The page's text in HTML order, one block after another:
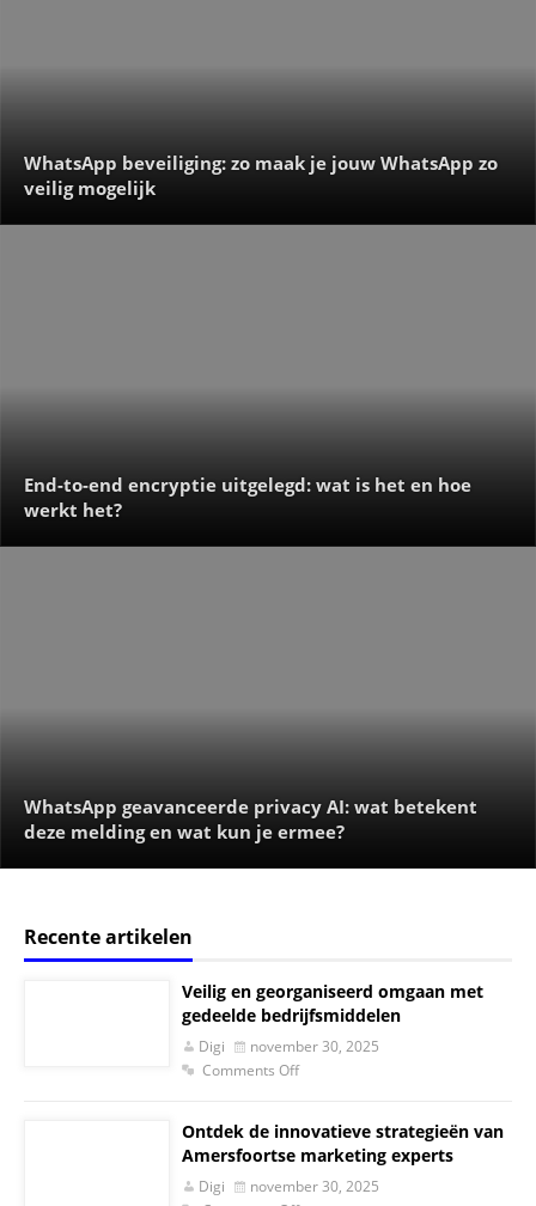
WhatsApp beveiliging: zo maak je jouw WhatsApp zo
veilig mogelijk
End-to-end encryptie uitgelegd: wat is het en hoe
werkt het?
WhatsApp geavanceerde privacy AI: wat betekent
deze melding en wat kun je ermee?
Recente artikelen
Veilig en georganiseerd omgaan met
gedeelde bedrijfsmiddelen
Digi
november 30, 2025
Comments Off
Ontdek de innovatieve strategieën van
Amersfoortse marketing experts
Digi
november 30, 2025